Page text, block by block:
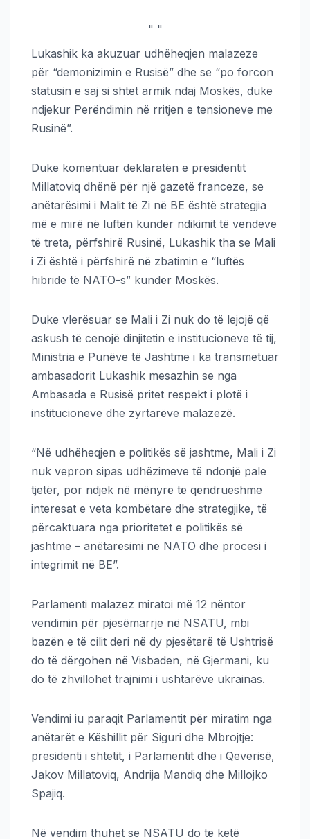
" "
Lukashik ka akuzuar udhëheqjen malazeze
për “demonizimin e Rusisë” dhe se “po forcon
statusin e saj si shtet armik ndaj Moskës, duke
ndjekur Perëndimin në rritjen e tensioneve me
Rusinë”.
Duke komentuar deklaratën e presidentit
Millatoviq dhënë për një gazetë franceze, se
anëtarësimi i Malit të Zi në BE është strategjia
më e mirë në luftën kundër ndikimit të vendeve
të treta, përfshirë Rusinë, Lukashik tha se Mali
i Zi është i përfshirë në zbatimin e “luftës
hibride të NATO-s” kundër Moskës.
Duke vlerësuar se Mali i Zi nuk do të lejojë që
askush të cenojë dinjitetin e institucioneve të tij,
Ministria e Punëve të Jashtme i ka transmetuar
ambasadorit Lukashik mesazhin se nga
Ambasada e Rusisë pritet respekt i plotë i
institucioneve dhe zyrtarëve malazezë.
“Në udhëheqjen e politikës së jashtme, Mali i Zi
nuk vepron sipas udhëzimeve të ndonjë pale
tjetër, por ndjek në mënyrë të qëndrueshme
interesat e veta kombëtare dhe strategjike, të
përcaktuara nga prioritetet e politikës së
jashtme – anëtarësimi në NATO dhe procesi i
integrimit në BE”.
Parlamenti malazez miratoi më 12 nëntor
vendimin për pjesëmarrje në NSATU, mbi
bazën e të cilit deri në dy pjesëtarë të Ushtrisë
do të dërgohen në Visbaden, në Gjermani, ku
do të zhvillohet trajnimi i ushtarëve ukrainas.
Vendimi iu paraqit Parlamentit për miratim nga
anëtarët e Këshillit për Siguri dhe Mbrojtje:
presidenti i shtetit, i Parlamentit dhe i Qeverisë,
Jakov Millatoviq, Andrija Mandiq dhe Millojko
Spajiq.
Në vendim thuhet se NSATU do të ketë